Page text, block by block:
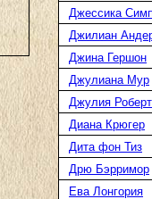
Джессика
Джилиан
Джина Гершон
Джулиана Мур
Джулия
Диана Крюгер
Дита фон Тиз
Дрю Бэрримор
Ева Лонгория